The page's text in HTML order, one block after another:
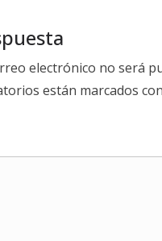
electrónico no será
están marcados con